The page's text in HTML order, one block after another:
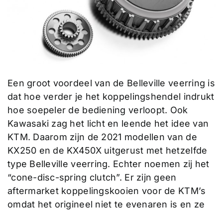
Een groot voordeel van de Belleville veerring is
dat hoe verder je het koppelingshendel indrukt
hoe soepeler de bediening verloopt. Ook
Kawasaki zag het licht en leende het idee van
KTM. Daarom zijn de 2021 modellen van de
KX250 en de KX450X uitgerust met hetzelfde
type Belleville veerring. Echter noemen zij het
“cone-disc-spring clutch”. Er zijn geen
aftermarket koppelingskooien voor de KTM’s
omdat het origineel niet te evenaren is en ze